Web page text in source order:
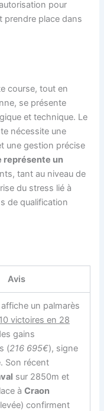
pour
prendre place dans
course, tout en
se présente
et technique. Le
nécessite une
une gestion précise
représente un
tant au niveau de
du stress lié à
de qualification
Avis
affiche un palmarès
10 victoires en 28
gains
(216 695€), signe
Son récent
sur 2850m et
àCraon
confirment